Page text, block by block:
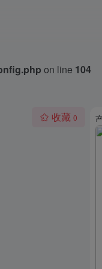
on line 104
收藏 0